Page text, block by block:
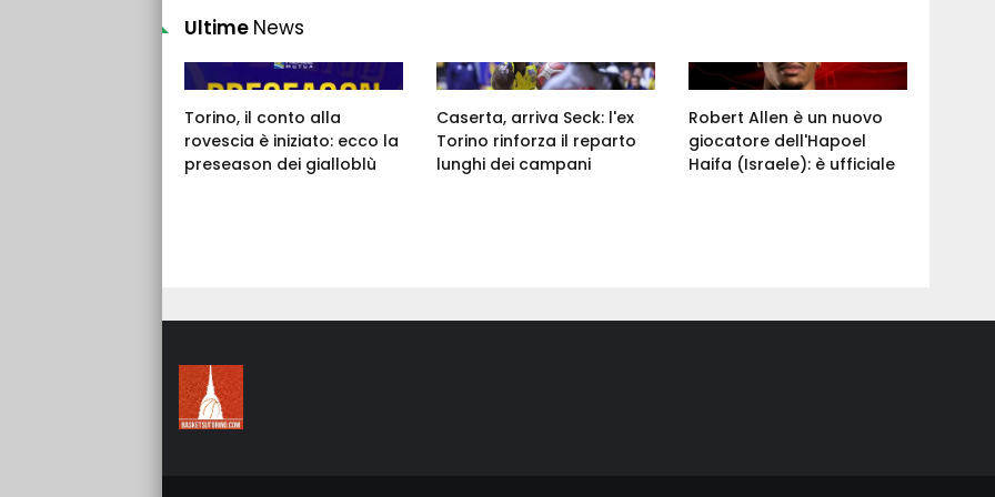
Ultime News
Torino, il conto alla
rovescia è iniziato: ecco la
preseason dei gialloblù
Caserta, arriva Seck: l'ex
Torino rinforza il reparto
lunghi dei campani
Robert Allen è un nuovo
giocatore dell'Hapoel
Haifa (Israele): è ufficiale